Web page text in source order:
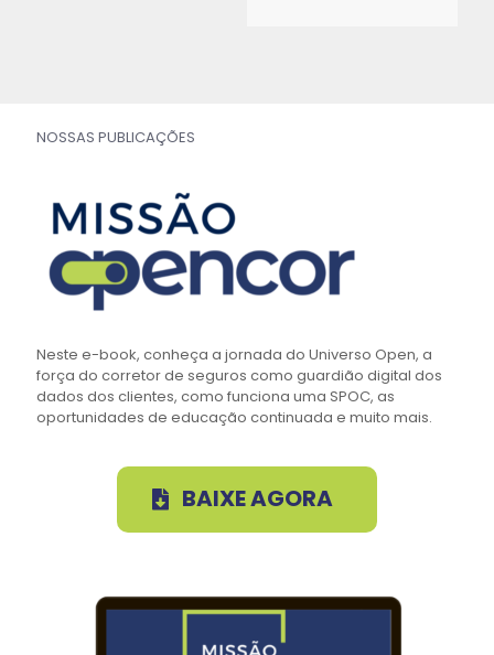
NOSSAS PUBLICAÇÕES
Neste e-book, conheça a jornada do Universo Open, a
força do corretor de seguros como guardião digital dos
dados dos clientes, como funciona uma SPOC, as
oportunidades de educação continuada e muito mais.
BAIXE AGORA